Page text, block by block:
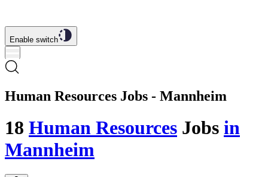
Enable switch
Human Resources Jobs - Mannheim
18 Human Resources Jobs in
Mannheim